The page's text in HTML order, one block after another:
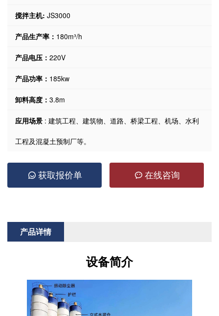
搅拌主机: JS3000
产品生产率： 180m³/h
产品电压： 220V
产品功率： 185kw
卸料高度： 3.8m
应用场景 : 建筑工程、建筑物、道路、桥梁工程、机场、水利
工程及混凝土预制厂等。
获取报价单 在线咨询
产品详情
设备简介